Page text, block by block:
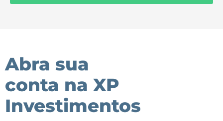
Abra sua
conta na XP
Investimentos